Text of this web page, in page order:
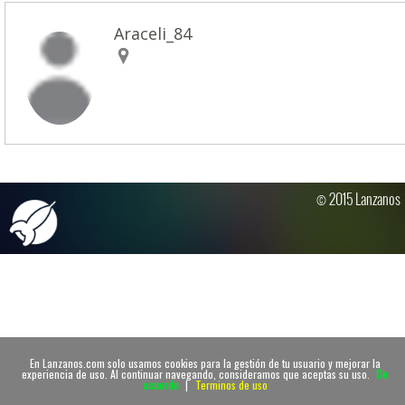
En Lanzanos.com solo usamos cookies para la gestión de tu usuario y mejorar la
experiencia de uso. Al continuar navegando, consideramos que aceptas su uso. De
acuerdo | Terminos de uso
Araceli_84
© 2015 Lanzanos